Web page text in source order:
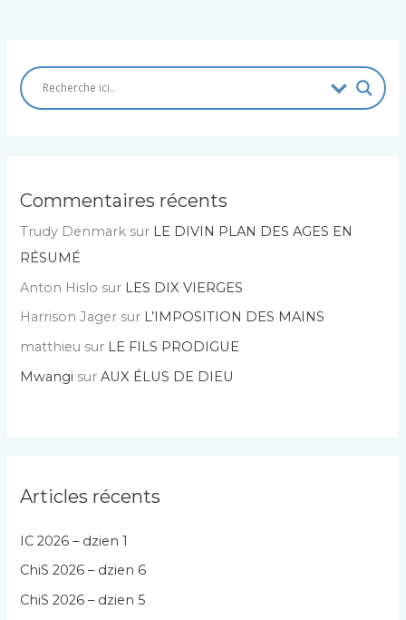
Commentaires récents
Trudy Denmark sur LE DIVIN PLAN DES AGES EN
RÉSUMÉ
Anton Hislo sur LES DIX VIERGES
Harrison Jager sur L’IMPOSITION DES MAINS
matthieu sur LE FILS PRODIGUE
Mwangi surAUX ÉLUS DE DIEU
Articles récents
IC 2026 – dzien 1
ChiS 2026 – dzien 6
ChiS 2026 – dzien 5